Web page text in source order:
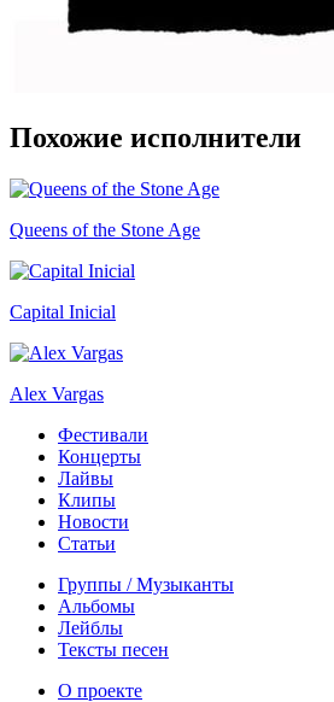
Похожие исполнители
Queens of the Stone Age
Capital Inicial
Alex Vargas
Фестивали
Концерты
Лайвы
Клипы
Новости
Статьи
Группы / Музыканты
Альбомы
Лейблы
Тексты песен
О проекте